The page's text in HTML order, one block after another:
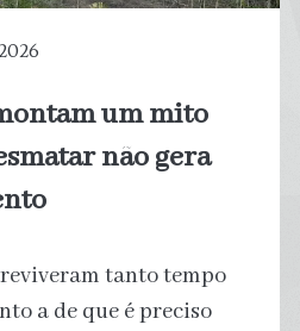
um mito
não gera
tanto tempo
a de que é preciso